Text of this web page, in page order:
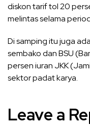
diskon tarif tol 20
melintas selama
Di samping itu juga
sembako dan BSU
persen iuran JKK
sektor padat karya.
Leave a